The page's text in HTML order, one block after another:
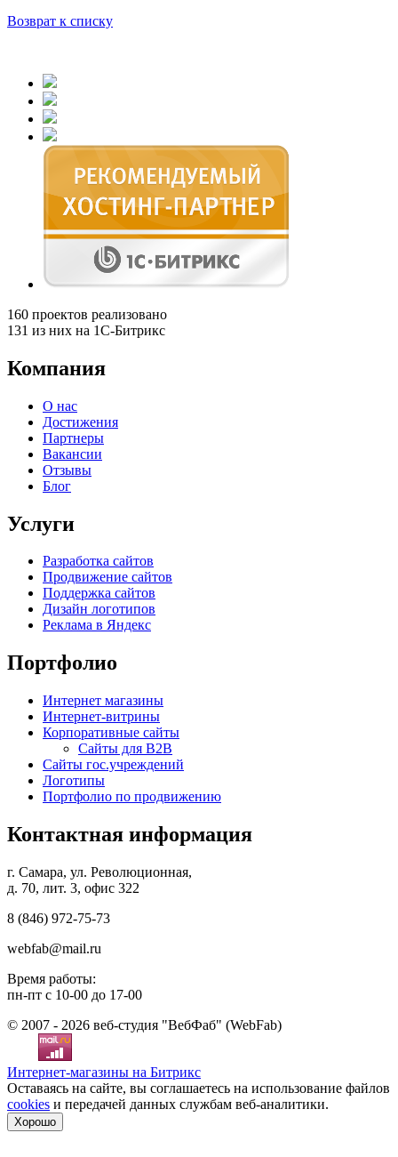
Возврат к списку
160 проектов реализовано
131 из них на 1С-Битрикс
Компания
О нас
Достижения
Партнеры
Вакансии
Отзывы
Блог
Услуги
Разработка сайтов
Продвижение сайтов
Поддержка сайтов
Дизайн логотипов
Реклама в Яндекс
Портфолио
Интернет магазины
Интернет-витрины
Корпоративные сайты
Сайты для B2B
Сайты гос.учреждений
Логотипы
Портфолио по продвижению
Контактная информация
г. Самара, ул. Революционная,
д. 70, лит. 3, офис 322
8 (846) 972-75-73
webfab@mail.ru
Время работы:
пн-пт с 10-00 до 17-00
© 2007 - 2026 веб-студия "ВебФаб" (WebFab)
Интернет-магазины на Битрикс
Оставаясь на сайте, вы соглашаетесь на использование файлов
cookies и передачей данных службам веб-аналитики.
Хорошо